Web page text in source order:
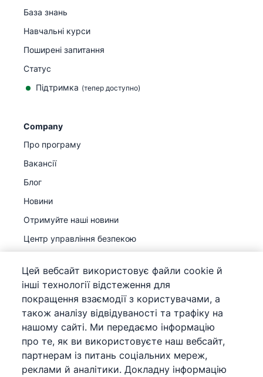
База знань
Навчальні курси
Поширені запитання
Статус
Підтримка (тепер доступно)
Company
Про програму
Вакансії
Блог
Новини
Отримуйте наші новини
Центр управління безпекою
Субпідрядники з обробки даних
©2026Pipedrive
Pipedrive
Умови використання
Цей вебсайт використовує файли cookie й
інші технології відстеження для
покращення взаємодії з користувачами, а
також аналізу відвідуваності та трафіку на
нашому сайті. Ми передаємо інформацію
про те, як ви використовуєте наш вебсайт,
партнерам із питань соціальних мереж,
реклами й аналітики. Докладну інформацію